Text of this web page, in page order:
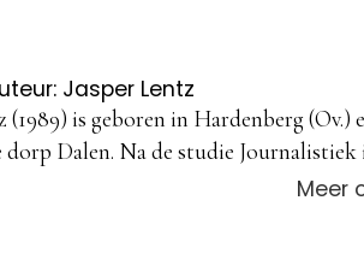
Jasper Lentz
(1989) is geboren in Hardenberg (Ov.)
Dalen. Na de studie Journalistiek
Meer